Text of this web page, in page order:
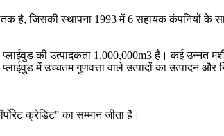
है, जिसकी स्थापना 1993 में 6 सहायक
की उत्पादकता 1,000,000m3 है। कई उन्नत
में उच्चतम गुणवत्ता वाले उत्पादों का उत्पादन और
क्रेडिट" का सम्मान जीता है।